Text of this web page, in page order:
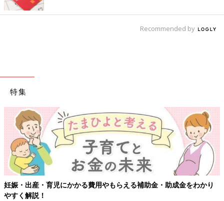
出典：Instagramアカウント「fuu.227」
fu-chan mamaさんはピンク系で統一したセットでハーフバース
デーの写真を撮影。飾りはほとんどが 100均
のものを利用してい
るそうです。やわらかい雰囲気で素敵な写真ですね。
ハーフバースデーのお祝い！思い出に残
Recommended by
特集
妊娠・出産・育児にかかる費用やもらえる補助金・助成金をわかり
やすく解説！